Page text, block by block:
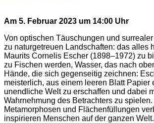
Am 5. Februar 2023 um 14:00 Uhr
Von optischen Täuschungen und
zu naturgetreuen Landschaften: das alles
Maurits Cornelis Escher (1898–1972) zu
zu Fischen werden, Wasser, das nach
Hände, die sich gegenseitig zeichnen:
meisterlich, aus einem leeren Blatt Papier
unendliche Welt zu erschaffen und dabei
Wahrnehmung des Betrachters zu
Metamorphosen und Flächenfüllungen
inspirieren Menschen auf der ganzen Welt.